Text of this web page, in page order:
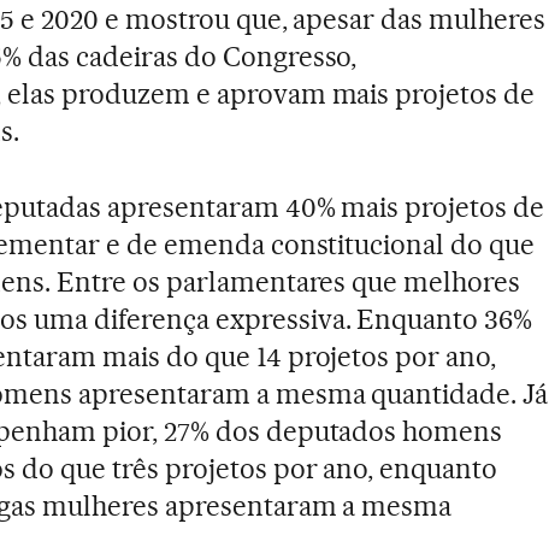
e 2020 e mostrou que, apesar das mulheres
das cadeiras do Congresso,
produzem e aprovam mais projetos de
apresentaram 40% mais projetos de
e de emenda constitucional do que
Entre os parlamentares que melhores
uma diferença expressiva. Enquanto 36%
mais do que 14 projetos por ano,
apresentaram a mesma quantidade. Já
pior, 27% dos deputados homens
do que três projetos por ano, enquanto
mulheres apresentaram a mesma